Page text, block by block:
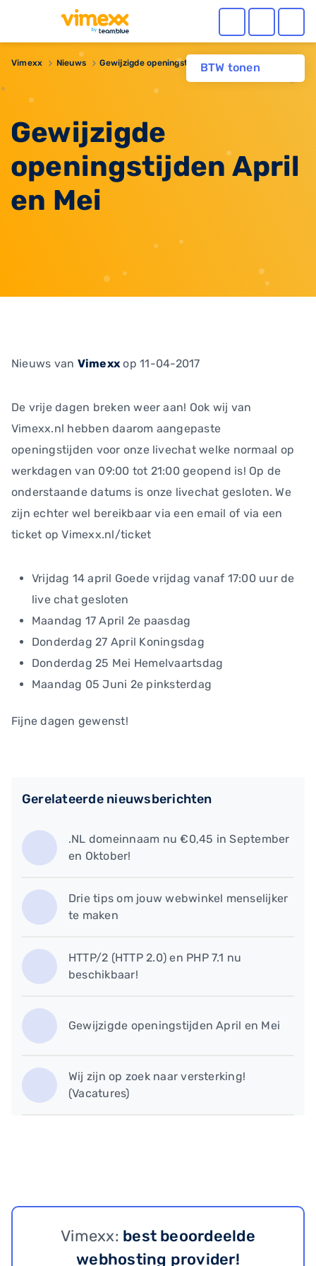
BTW tonen
Vimexx Nieuws Gewijzigde openingstijden April en Mei
Gewijzigde
openingstijden April
en Mei
Nieuws van Vimexx op 11-04-2017
De vrije dagen breken weer aan! Ook wij van
Vimexx.nl hebben daarom aangepaste
openingstijden voor onze livechat welke normaal op
werkdagen van 09:00 tot 21:00 geopend is! Op de
onderstaande datums is onze livechat gesloten. We
zijn echter wel bereikbaar via een email of via een
ticket op Vimexx.nl/ticket
Vrijdag 14 april Goede vrijdag vanaf 17:00 uur de
live chat gesloten
Maandag 17 April 2e paasdag
Donderdag 27 April Koningsdag
Donderdag 25 Mei Hemelvaartsdag
Maandag 05 Juni 2e pinksterdag
Fijne dagen gewenst!
Gerelateerde nieuwsberichten
.NL domeinnaam nu €0,45 in September
en Oktober!
​Drie tips om jouw webwinkel menselijker
te maken
HTTP/2 (HTTP 2.0) en PHP 7.1 nu
beschikbaar!
Gewijzigde openingstijden April en Mei
Wij zijn op zoek naar versterking!
(Vacatures)
Vimexx: best beoordeelde
webhosting provider!